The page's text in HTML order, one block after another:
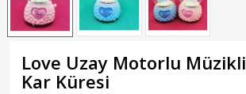
Love Uzay Motorlu Müzikli
Kar Küresi